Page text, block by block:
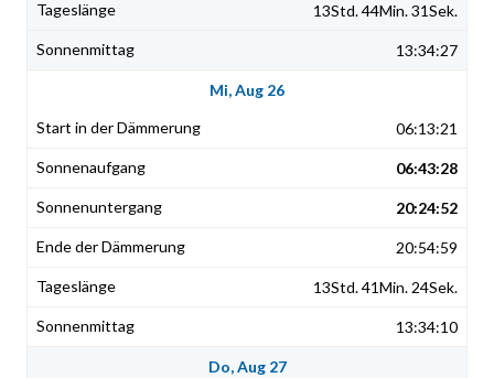
13Std. 44Min. 31Sek.
13:34:27
Mi, Aug 26
06:13:21
06:43:28
20:24:52
20:54:59
13Std. 41Min. 24Sek.
13:34:10
Do, Aug 27